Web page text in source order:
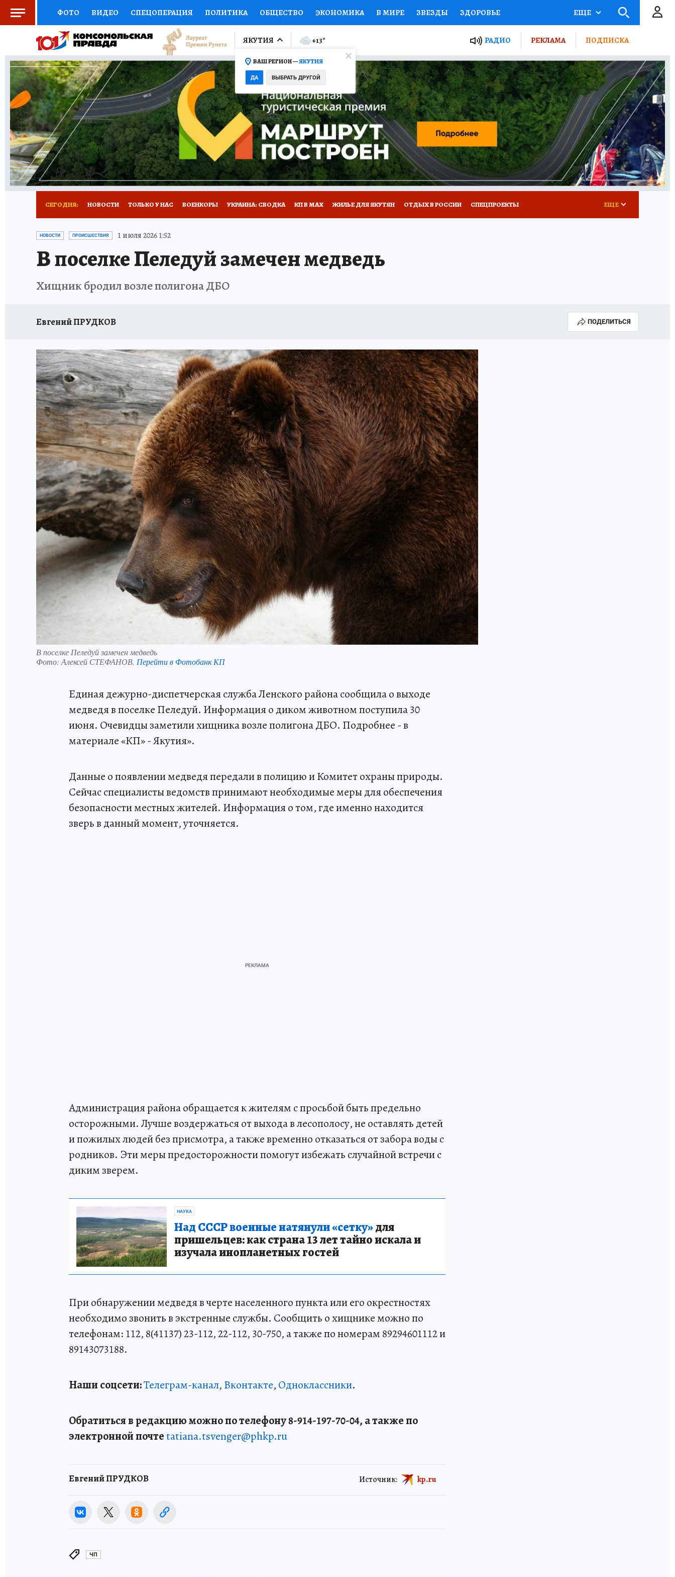
ФОТО ВИДЕО СПЕЦОПЕРАЦИЯ ПОЛИТИКА ОБЩЕСТВО ЭКОНОМИКА В МИРЕ ЗВЕЗДЫ ЗДОРОВЬЕ
СОЦПОДДЕРЖКА НАУКА СПОРТ КОЛУМНИСТЫ ПРОИСШЕСТВИЯ НАЦИОНАЛЬНЫЕ ПРОЕКТЫ РОССИИ
ВЫБОР ЭКСПЕРТОВ ДОКТОР ФИНАНСЫ ОТКРЫВАЕМ МИР Я ЗНАЮ СЕМЬЯ ЖЕНСКИЕ СЕКРЕТЫ ПУТЕВОДИТЕЛЬ
КНИЖНАЯ ПОЛКА ПРОГНОЗЫ НА СПОРТ ПРОМОКОДЫ СЕРИАЛЫ СПЕЦПРОЕКТЫ ДЕФИЦИТ ЖЕЛЕЗА ТУРИЗМ
ПРЕСС-ЦЕНТР НЕДВИЖИМОСТЬ ТЕЛЕВИЗОР КОЛЛЕКЦИИ КОНКУРСЫ РАБОТА У НАС ГИД ПОТРЕБИТЕЛЯ ВСЕ О КП
РАДИО КП РЕКЛАМА ТЕСТЫ НОВОЕ НА САЙТЕ
ЕЩЕ
ЯКУТИЯ
ВАШ РЕГИОН —ЯКУТИЯ
ДА ВЫБРАТЬ ДРУГОЙ
+13° РАДИО РЕКЛАМА ПОДПИСКА
СЕГОДНЯ: НОВОСТИ ТОЛЬКО У НАС ВОЕНКОРЫ УКРАИНА: СВОДКА КП В МАХ ЖИЛЬЕ ДЛЯ ЯКУТЯН ОТДЫХ В РОССИИ СПЕЦПРОЕКТЫ
ЗАПОВЕДНАЯ РОССИЯ ЛЕЧЕНИЕ НОВОСИБИРСК
ЕЩЕ
НОВОСТИ ПРОИСШЕСТВИЯ 1 июля 2026 1:52
В поселке Пеледуй замечен медведь
Хищник бродил возле полигона ДБО
Евгений ПРУДКОВ ПОДЕЛИТЬСЯ
В поселке Пеледуй замечен медведь
Фото: Алексей СТЕФАНОВ. Перейти в Фотобанк КП
Единая дежурно-диспетчерская служба Ленского района сообщила о выходе
медведя в поселке Пеледуй. Информация о диком животном поступила 30
июня. Очевидцы заметили хищника возле полигона ДБО. Подробнее - в
материале «КП» - Якутия».
Данные о появлении медведя передали в полицию и Комитет охраны природы.
Сейчас специалисты ведомств принимают необходимые меры для обеспечения
безопасности местных жителей. Информация о том, где именно находится
зверь в данный момент, уточняется.
Администрация района обращается к жителям с просьбой быть предельно
осторожными. Лучше воздержаться от выхода в лесополосу, не оставлять детей
и пожилых людей без присмотра, а также временно отказаться от забора воды с
родников. Эти меры предосторожности помогут избежать случайной встречи с
диким зверем.
НАУКА
Над СССР военные натянули «сетку»для
пришельцев: как страна 13 лет тайно искала и
изучала инопланетных гостей
При обнаружении медведя в черте населенного пункта или его окрестностях
необходимо звонить в экстренные службы. Сообщить о хищнике можно по
телефонам: 112, 8(41137) 23-112, 22-112, 30-750, а также по номерам 89294601112 и
89143073188.
Наши соцсети:Телеграм-канал, Вконтакте, Одноклассники.
Обратиться в редакцию можно по телефону 8-914-197-70-04, а также по
электронной почтеtatiana.tsvenger@phkp.ru
Евгений ПРУДКОВ Источник: kp.ru
ЧП